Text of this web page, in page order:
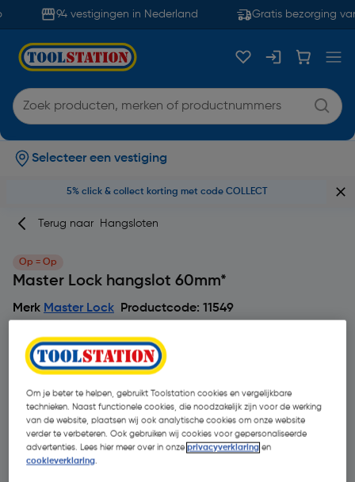
94 vestigingen in Nederland Gratis bezorging
Selecteer een vestiging
5% click & collect korting met code COLLECT
Terug naar Hangsloten
Op = Op
Master Lock hangslot 60mm*
Merk Master Lock Productcode: 11549
Om je beter te helpen, gebruikt Toolstation cookies en vergelijkbare
technieken. Naast functionele cookies, die noodzakelijk zijn voor de werking
van de website, plaatsen wij ook analytische cookies om onze website
verder te verbeteren. Ook gebruiken wij cookies voor gepersonaliseerde
advertenties. Lees hier meer over in onzeprivacyverklaring en
cookieverklaring.